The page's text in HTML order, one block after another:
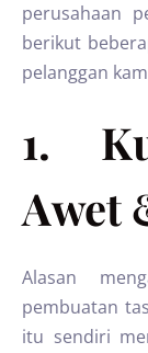
perusahaan
berikut
pelanggan
1.
Awet
Alasan
pembuatan
itu sendiri